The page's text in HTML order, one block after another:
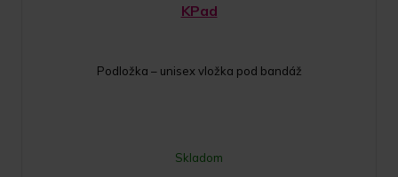
KPad
Podložka – unisex vložka pod bandáž
Skladom